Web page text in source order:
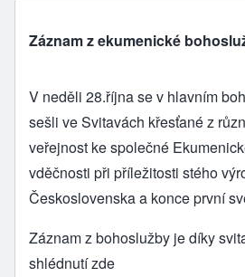
Záznam z ekumenické
V neděli 28.října se v hlavním
sešli ve Svitavách křesťané z
veřejnost ke společné
vděčnosti při příležitosti stého
Československa a konce první
Záznam z bohoslužby je díky
shlédnutízde